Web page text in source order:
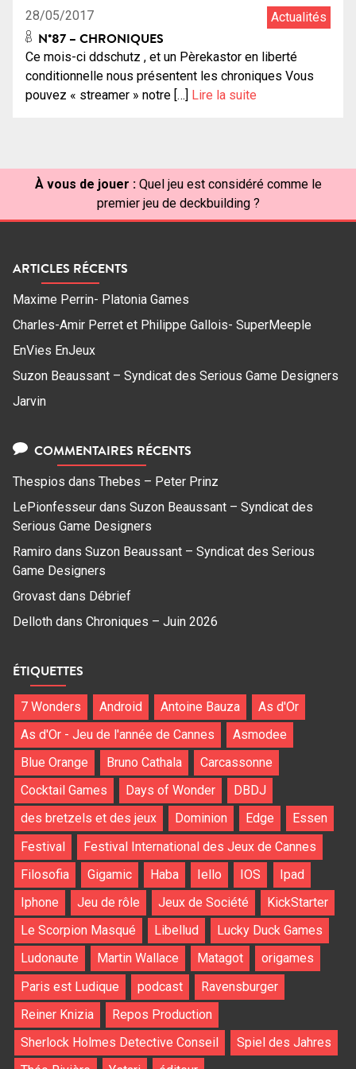
28/05/2017 Actualités
N°87 – CHRONIQUES
Ce mois-ci ddschutz , et un Pèrekastor en liberté
conditionnelle nous présentent les chroniques Vous
pouvez « streamer » notre […]
Lire la suite
À vous de jouer : Quel jeu est considéré comme le
premier jeu de deckbuilding ?
ARTICLES RÉCENTS
Maxime Perrin- Platonia Games
Charles-Amir Perret et Philippe Gallois- SuperMeeple
EnVies EnJeux
Suzon Beaussant – Syndicat des Serious Game Designers
Jarvin
COMMENTAIRES RÉCENTS
Thespios dans Thebes – Peter Prinz
LePionfesseur dans Suzon Beaussant – Syndicat des
Serious Game Designers
Ramiro dans Suzon Beaussant – Syndicat des Serious
Game Designers
Grovast dans Débrief
Delloth dans Chroniques – Juin 2026
ÉTIQUETTES
7 Wonders Android Antoine Bauza
As d'Or
As d'Or - Jeu de l'année de Cannes
Asmodee
Blue Orange
Bruno Cathala
Carcassonne
Cocktail Games
Days of Wonder
DBDJ
des bretzels et des jeux
Dominion Edge
Essen
Festival
Festival International des Jeux de Cannes
Filosofia
Gigamic Haba Iello IOS
Ipad
Iphone
Jeu de rôle Jeux de Société
KickStarter
Le Scorpion Masqué
Libellud
Lucky Duck Games
Ludonaute
Martin Wallace Matagot
origames
Paris est Ludique
podcast
Ravensburger
Reiner Knizia
Repos Production
Sherlock Holmes Detective Conseil
Spiel des Jahres